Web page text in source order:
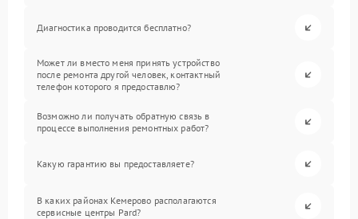
Диагностика проводится бесплатно?
Может ли вместо меня принять устройство
после ремонта другой человек, контактный
телефон которого я предоставлю?
Возможно ли получать обратную связь в
процессе выполнения ремонтных работ?
Какую гарантию вы предоставляете?
В каких районах Кемерово располагаются
сервисные центры Pard?